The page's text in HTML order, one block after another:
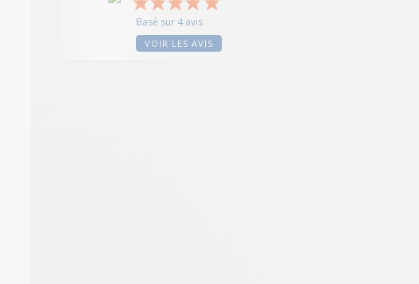
Basé sur 4 avis
VOIR LES AVIS